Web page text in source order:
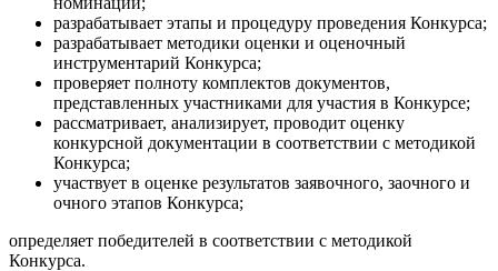
разрабатывает этапы и процедуру проведения Конкурса;
разрабатывает методики оценки и оценочный
инструментарий Конкурса;
проверяет полноту комплектов документов,
представленных участниками для участия в Конкурсе;
рассматривает, анализирует, проводит оценку
конкурсной документации в соответствии с методикой
Конкурса;
участвует в оценке результатов заявочного, заочного и
очного этапов Конкурса;
определяет победителей в соответствии с методикой
Конкурса.